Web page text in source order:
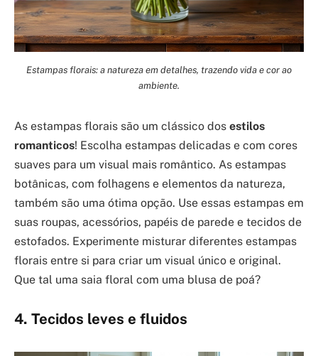
Estampas florais: a natureza em detalhes, trazendo vida e cor ao
ambiente.
As estampas florais são um clássico dos estilos
romanticos! Escolha estampas delicadas e com cores
suaves para um visual mais romântico. As estampas
botânicas, com folhagens e elementos da natureza,
também são uma ótima opção. Use essas estampas em
suas roupas, acessórios, papéis de parede e tecidos de
estofados. Experimente misturar diferentes estampas
florais entre si para criar um visual único e original.
Que tal uma saia floral com uma blusa de poá?
4. Tecidos leves e fluidos